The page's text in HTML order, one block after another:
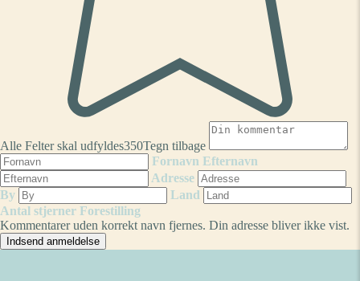
Alle Felter skal udfyldes350Tegn tilbage
Fornavn Efternavn
Adresse
By
Land
Antal stjerner Forestilling
Kommentarer uden korrekt navn fjernes. Din adresse bliver ikke vist.